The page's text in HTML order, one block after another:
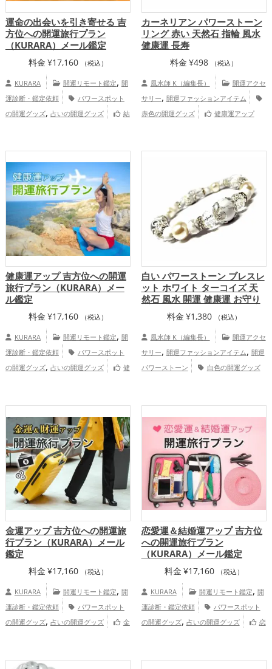
運命の出会いを引き寄せる 吉
方位への開運旅行プラン
（KURARA）メール鑑定
料金 ¥17,160 （税込）
KURARA 開運リモート鑑定, 開
運診断・鑑定依頼
パワースポット
の開運グッズ, 占いの開運グッズ
結
カーネリアン パワーストーン
リング 赤い 天然石 指輪 風水
健康運 長寿
料金 ¥498 （税込）
風水師 K（編集長）
開運アクセ
サリー, 開運ファッションアイテム
赤色の開運グッズ
健康運アップ
健康運アップ 吉方位への開運
旅行プラン（KURARA）メー
ル鑑定
料金 ¥17,160 （税込）
KURARA 開運リモート鑑定, 開
運診断・鑑定依頼
パワースポット
の開運グッズ, 占いの開運グッズ
健
白い パワーストーン ブレスレ
ット ホワイト ターコイズ 天
然石 風水 開運 健康運 お守り
料金 ¥1,380 （税込）
風水師 K（編集長）
開運アクセ
サリー, 開運ファッションアイテム, 開運
パワーストーン
白色の開運グッズ
金運アップ 吉方位への開運旅
行プラン（KURARA）メール
鑑定
料金 ¥17,160 （税込）
KURARA 開運リモート鑑定, 開
運診断・鑑定依頼
パワースポット
の開運グッズ, 占いの開運グッズ
金
恋愛運＆結婚運アップ 吉方位
への開運旅行プラン
（KURARA）メール鑑定
料金 ¥17,160 （税込）
KURARA 開運リモート鑑定, 開
運診断・鑑定依頼
パワースポット
の開運グッズ, 占いの開運グッズ
恋